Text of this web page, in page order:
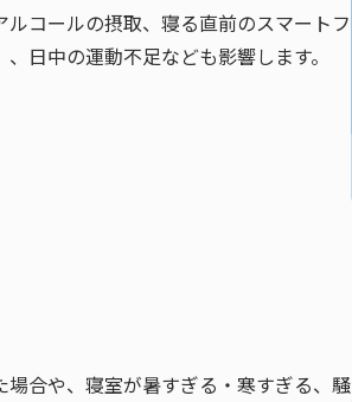
コールの摂取、寝る直前のスマートフ
日中の運動不足なども影響します。
合や、寝室が暑すぎる・寒すぎる、騒